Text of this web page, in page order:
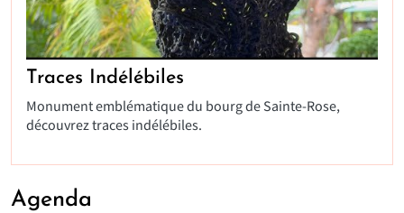
Traces Indélébiles
Monument emblématique du bourg de Sainte-Rose,
découvrez traces indélébiles.
Agenda